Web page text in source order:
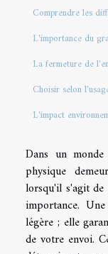
Comprendre les
L'importance du
La fermeture de
Choisir selon
L'impact
Dans un
physique
lorsqu'il s'agit
importance.
légère ; elle
de votre envoi.